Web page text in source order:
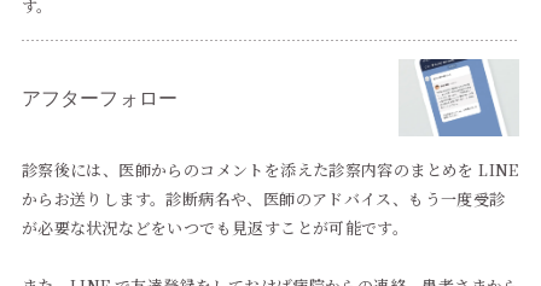
す。
アフターフォロー
診察後には、医師からのコメントを添えた診察内容のまとめを LINE
からお送りします。診断病名や、医師のアドバイス、もう一度受診
が必要な状況などをいつでも見返すことが可能です。